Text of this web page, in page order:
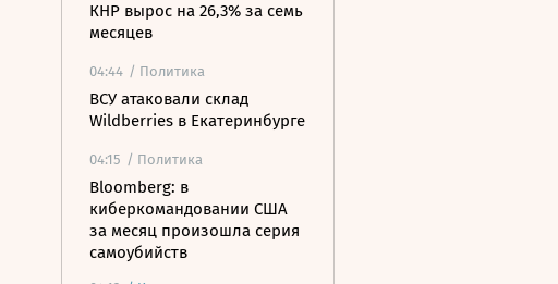
КНР вырос на 26,3% за семь
месяцев
04:44 / Политика
ВСУ атаковали склад
Wildberries в Екатеринбурге
04:15 / Политика
Bloomberg: в
киберкомандовании США
за месяц произошла серия
самоубийств